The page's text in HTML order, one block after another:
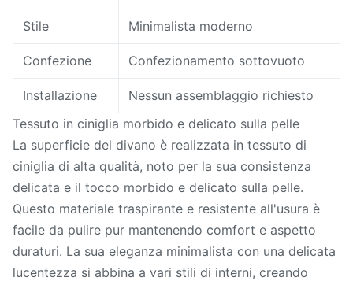
Stile Minimalista moderno
Confezione Confezionamento sottovuoto
Installazione
Nessun assemblaggio richiesto
Tessuto in ciniglia morbido e delicato sulla pelle
La superficie del divano è realizzata in tessuto di
ciniglia di alta qualità, noto per la sua consistenza
delicata e il tocco morbido e delicato sulla pelle.
Questo materiale traspirante e resistente all'usura è
facile da pulire pur mantenendo comfort e aspetto
duraturi. La sua eleganza minimalista con una delicata
lucentezza si abbina a vari stili di interni, creando